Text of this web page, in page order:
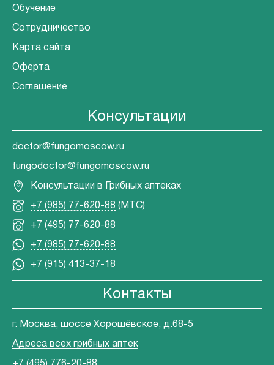
Обучение
Сотрудничество
Карта сайта
Оферта
Соглашение
Консультации
doctor@fungomoscow.ru
fungodoctor@fungomoscow.ru
Консультации в Грибных аптеках
+7 (985) 77-620-88 (МТС)
+7 (495) 77-620-88
+7 (985) 77-620-88
+7 (915) 413-37-18
Контакты
г. Москва, шоссе Хорошёвское, д.68-5
Адреса всех грибных аптек